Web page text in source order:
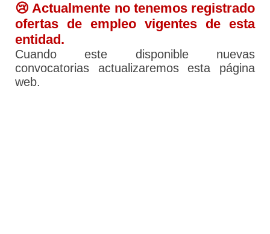
😢 Actualmente no tenemos registrado
ofertas de empleo vigentes de esta
entidad.
Cuando este disponible nuevas
convocatorias actualizaremos esta página
web.